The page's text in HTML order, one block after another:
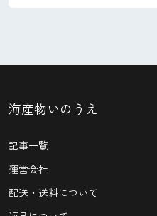
海産物いのうえ
記事一覧
運営会社
配送・送料について